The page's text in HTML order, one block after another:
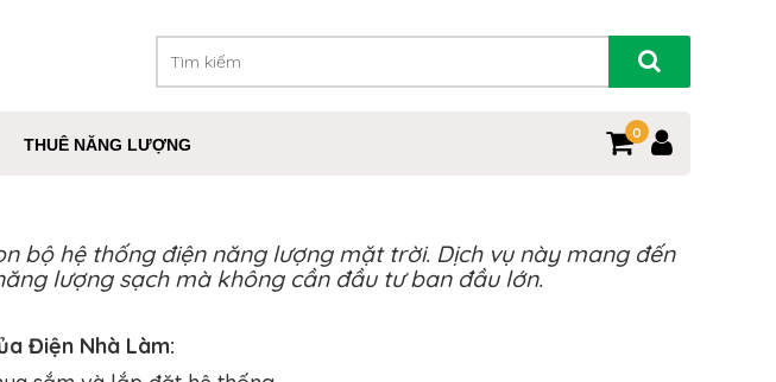
THUÊ NĂNG LƯỢNG
0
bộ hệ thống điện năng lượng mặt trời. Dịch vụ này mang đến
lượng sạch mà không cần đầu tư ban đầu lớn.
Điện Nhà Làm: